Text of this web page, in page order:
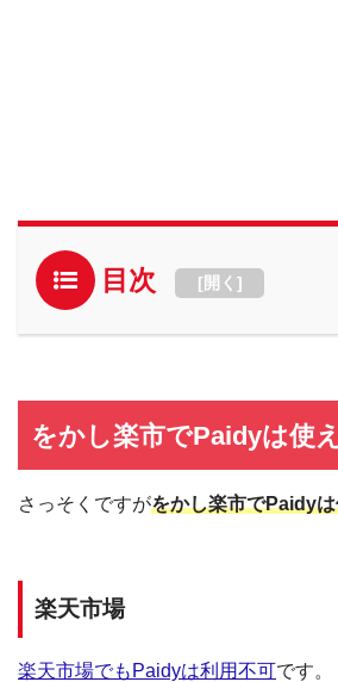
目次 [開く ]
をかし楽市でPaidyは使
さっそくですがをかし楽市でPaidy
楽天市場
楽天市場でもPaidyは利用不可です。